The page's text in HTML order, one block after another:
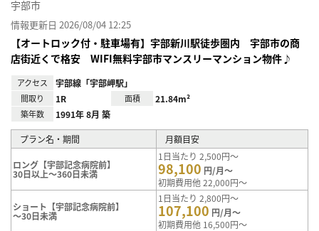
宇部市
情報更新日 2026/08/04 12:25
【オートロック付・駐車場有】宇部新川駅徒歩圏内 宇部市の商
店街近くで格安 WIFI無料宇部市マンスリーマンション物件♪
アクセス 宇部線「宇部岬駅」
間取り 1R 面積 21.84m²
築年数 1991年 8月 築
プラン名・期間 月額目安
ロング【宇部記念病院前】
30日以上～360日未満
1日当たり 2,500円～
98,100 円/月～
初期費用他 22,000円～
ショート【宇部記念病院前】
～30日未満
1日当たり 2,800円～
107,100 円/月～
初期費用他 16,500円～